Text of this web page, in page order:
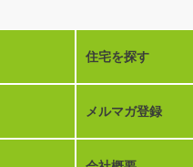
住宅を探す
メルマガ登録